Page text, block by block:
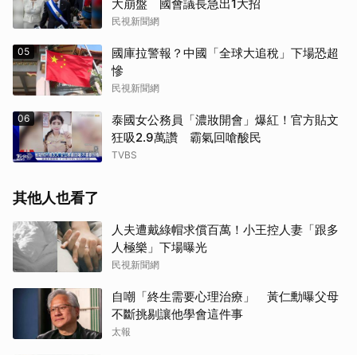
大崩盤 國會議長急出1大招
民視新聞網
05
國庫拉警報？中國「全球大追稅」下場恐超
慘
民視新聞網
06
泰國女公務員「濃妝開會」爆紅！官方貼文
狂吸2.9萬讚 霸氣回嗆酸民
TVBS
其他人也看了
人夫遭戴綠帽求償百萬！小王控人妻「跟多
人極樂」下場曝光
民視新聞網
自嘲「終生需要心理治療」 黃仁勳曝父母
不斷挑剔讓他學會這件事
太報